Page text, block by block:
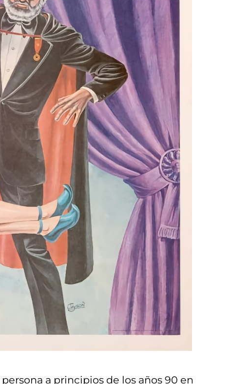
a principios de los años 90 en